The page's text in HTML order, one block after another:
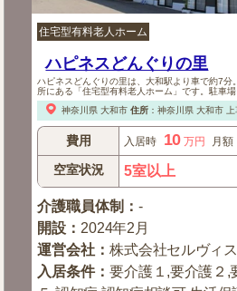
住宅型有料老人ホーム
ハピネスどんぐりの里
ハピネスどんぐりの里は、大和駅より車で約7
所にある「住宅型有料老人ホーム」です。駐車場
神奈川県 大和市 住所： 神奈川県 大和市上
費用 入居時 10 万円 月額
空室状況 5室以上
介護職員体制 ：-
開設 ： 2024年2月
運営会社 ：株式会社セルヴィス
入居条件：要介護１,要介護２,